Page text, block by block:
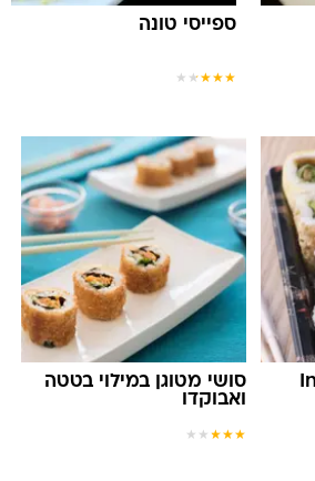
ספייסי טונה
★
★
★
★
★
סושי מטוגן במילוי בטטה
ואבוקדו
★
★
★
★
★